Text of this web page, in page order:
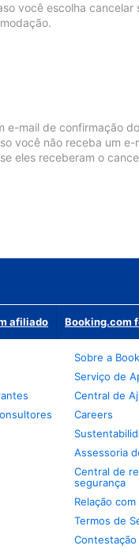
você escolha cancelar
e-mail de confirmação
você não receba um
eles receberam o
afiliado Booking.com
Sobre a
Serviço de
Central de
Careers
Assessoria
Central de
segurança
Relação
Termos de